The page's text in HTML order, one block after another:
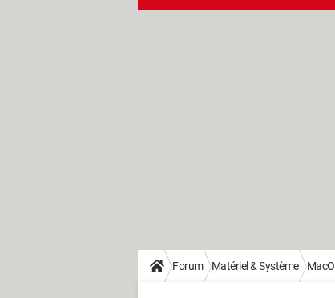
Forum Matériel & Système